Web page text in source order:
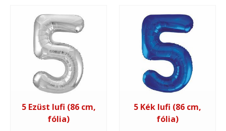
5 Ezüst lufi (86 cm,
fólia)
5 Kék lufi (86 cm,
fólia)